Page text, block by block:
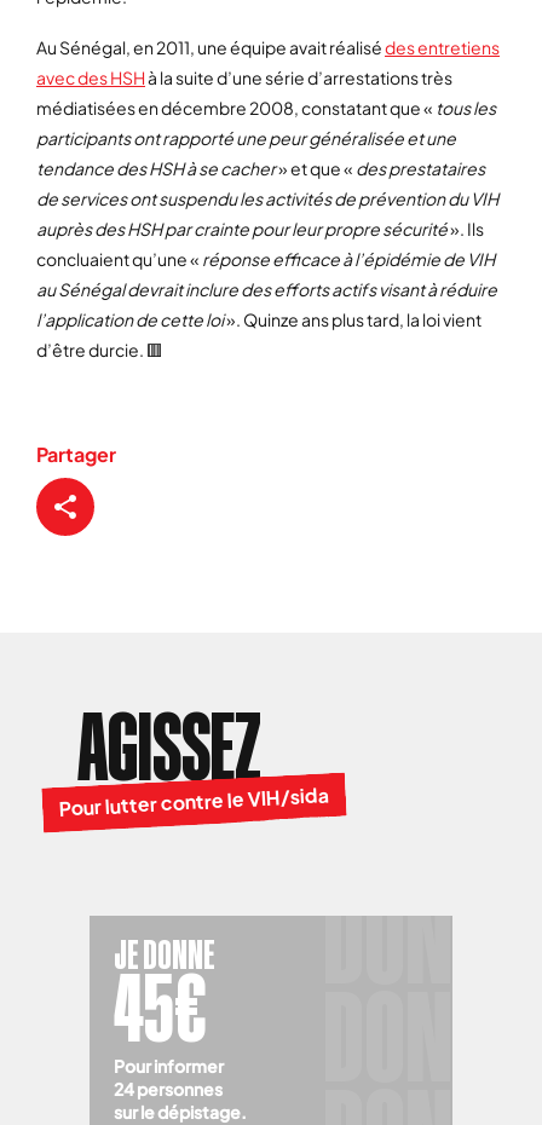
Au Sénégal, en 2011, une équipe avait réalisédes entretiens
avec des HSHà la suite d’une série d’arrestations très
médiatisées en décembre 2008, constatant que « tous les
participants ont rapporté une peur généralisée et une
tendance des HSH à se cacher» et que « des prestataires
de services ont suspendu les activités de prévention du VIH
auprès des HSH par crainte pour leur propre sécurité». Ils
concluaient qu’une « réponse efficace à l’épidémie de VIH
au Sénégal devrait inclure des efforts actifs visant à réduire
l’application de cette loi». Quinze ans plus tard, la loi vient
d’être durcie. 🟥
Partager
AGISSEZ
Pour lutter contre le VIH/sida
JE DONNE
45€
Pour informer
24 personnes
sur le dépistage.